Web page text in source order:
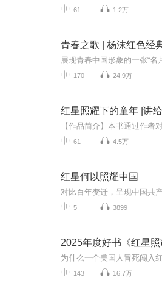
61 1.2万
170 24.9万
61 4.5万
红星何以照耀中国
对比百年变迁，呈现中国共
5 3899
143 16.7万